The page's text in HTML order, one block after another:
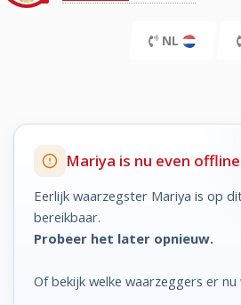
NL
Mariya is nu even offline
Eerlijk waarzegster Mariya is op
bereikbaar.
Probeer het later opnieuw.
Of bekijk welke waarzeggers er nu